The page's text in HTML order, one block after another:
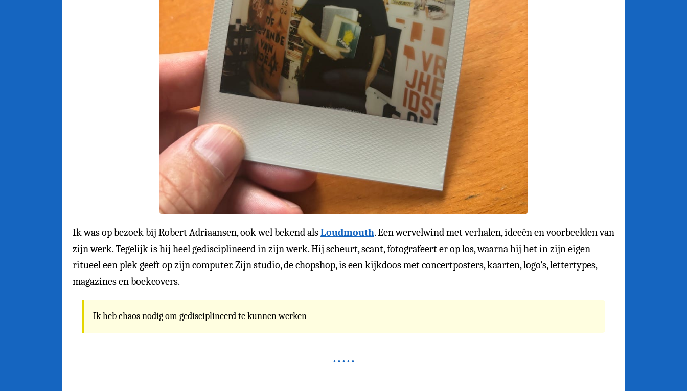
Ik was op bezoek bij Robert Adriaansen, ook wel bekend alsLoudmouth. Een wervelwind met verhalen, ideeën en voorbeelden van
zijn werk. Tegelijk is hij heel gedisciplineerd in zijn werk. Hij scheurt, scant, fotografeert er op los, waarna hij het in zijn eigen
ritueel een plek geeft op zijn computer. Zijn studio, de chopshop, is een kijkdoos met concertposters, kaarten, logo’s, lettertypes,
magazines en boekcovers.
Ik heb chaos nodig om gedisciplineerd te kunnen werken